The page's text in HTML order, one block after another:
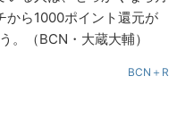
から1000ポイント還元が
。（BCN・大蔵大輔）
BCN＋R